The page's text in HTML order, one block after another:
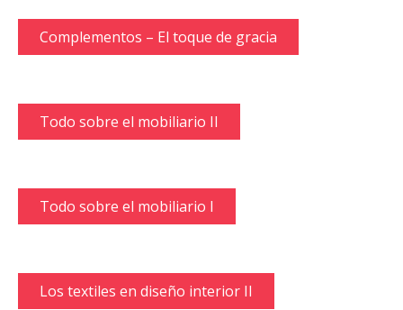
Complementos – El toque de gracia
Todo sobre el mobiliario II
Todo sobre el mobiliario I
Los textiles en diseño interior II